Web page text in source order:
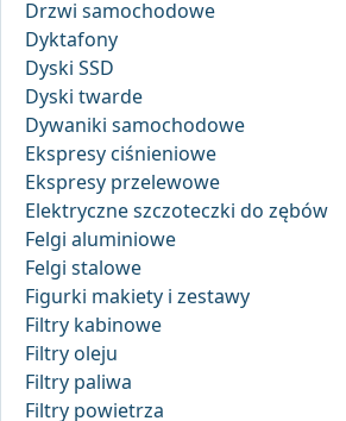
Drzwi samochodowe
Dyktafony
Dyski SSD
Dyski twarde
Dywaniki samochodowe
Ekspresy ciśnieniowe
Ekspresy przelewowe
Elektryczne szczoteczki do zębów
Felgi aluminiowe
Felgi stalowe
Figurki makiety i zestawy
Filtry kabinowe
Filtry oleju
Filtry paliwa
Filtry powietrza